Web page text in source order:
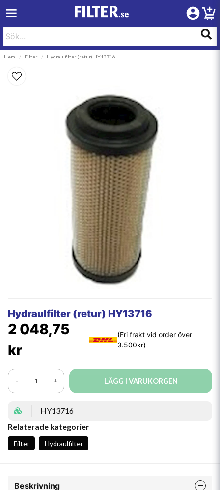
Hem Filter Hydraulfilter (retur) HY13716
Hydraulfilter (retur) HY13716
2 048,75
kr
- + LÄGG I VARUKORGEN
HY13716
Relaterade kategorier
Filter Hydraulfilter
Beskrivning